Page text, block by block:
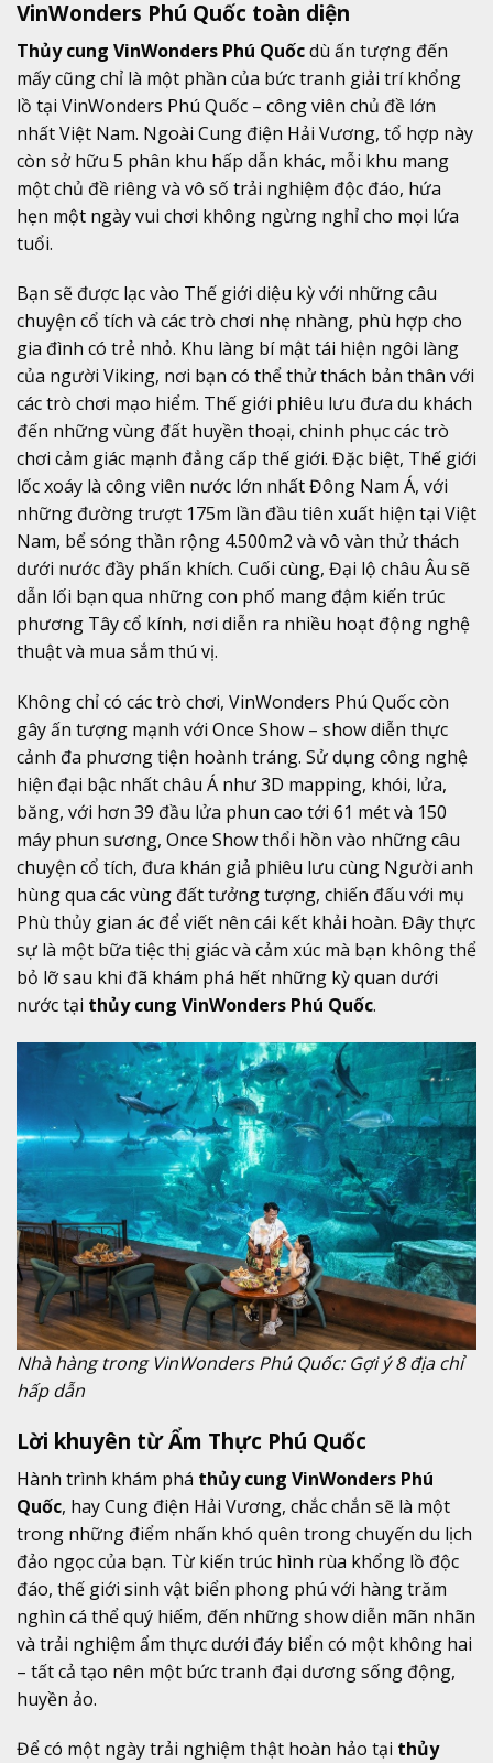
VinWonders Phú Quốc toàn diện
Thủy cung VinWonders Phú Quốcdù ấn tượng đến
mấy cũng chỉ là một phần của bức tranh giải trí khổng
lồ tại VinWonders Phú Quốc – công viên chủ đề lớn
nhất Việt Nam. Ngoài Cung điện Hải Vương, tổ hợp này
còn sở hữu 5 phân khu hấp dẫn khác, mỗi khu mang
một chủ đề riêng và vô số trải nghiệm độc đáo, hứa
hẹn một ngày vui chơi không ngừng nghỉ cho mọi lứa
tuổi.
Bạn sẽ được lạc vào Thế giới diệu kỳ với những câu
chuyện cổ tích và các trò chơi nhẹ nhàng, phù hợp cho
gia đình có trẻ nhỏ. Khu làng bí mật tái hiện ngôi làng
của người Viking, nơi bạn có thể thử thách bản thân với
các trò chơi mạo hiểm. Thế giới phiêu lưu đưa du khách
đến những vùng đất huyền thoại, chinh phục các trò
chơi cảm giác mạnh đẳng cấp thế giới. Đặc biệt, Thế giới
lốc xoáy là công viên nước lớn nhất Đông Nam Á, với
những đường trượt 175m lần đầu tiên xuất hiện tại Việt
Nam, bể sóng thần rộng 4.500m2 và vô vàn thử thách
dưới nước đầy phấn khích. Cuối cùng, Đại lộ châu Âu sẽ
dẫn lối bạn qua những con phố mang đậm kiến trúc
phương Tây cổ kính, nơi diễn ra nhiều hoạt động nghệ
thuật và mua sắm thú vị.
Không chỉ có các trò chơi, VinWonders Phú Quốc còn
gây ấn tượng mạnh với Once Show – show diễn thực
cảnh đa phương tiện hoành tráng. Sử dụng công nghệ
hiện đại bậc nhất châu Á như 3D mapping, khói, lửa,
băng, với hơn 39 đầu lửa phun cao tới 61 mét và 150
máy phun sương, Once Show thổi hồn vào những câu
chuyện cổ tích, đưa khán giả phiêu lưu cùng Người anh
hùng qua các vùng đất tưởng tượng, chiến đấu với mụ
Phù thủy gian ác để viết nên cái kết khải hoàn. Đây thực
sự là một bữa tiệc thị giác và cảm xúc mà bạn không thể
bỏ lỡ sau khi đã khám phá hết những kỳ quan dưới
nước tại thủy cung VinWonders Phú Quốc.
Nhà hàng trong VinWonders Phú Quốc: Gợi ý 8 địa chỉ
hấp dẫn
Lời khuyên từ Ẩm Thực Phú Quốc
Hành trình khám phá thủy cung VinWonders Phú
Quốc, hay Cung điện Hải Vương, chắc chắn sẽ là một
trong những điểm nhấn khó quên trong chuyến du lịch
đảo ngọc của bạn. Từ kiến trúc hình rùa khổng lồ độc
đáo, thế giới sinh vật biển phong phú với hàng trăm
nghìn cá thể quý hiếm, đến những show diễn mãn nhãn
và trải nghiệm ẩm thực dưới đáy biển có một không hai
– tất cả tạo nên một bức tranh đại dương sống động,
huyền ảo.
Để có một ngày trải nghiệm thật hoàn hảo tại thủy